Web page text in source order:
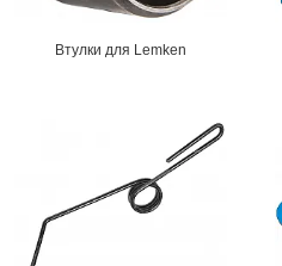
Втулки для Lemken